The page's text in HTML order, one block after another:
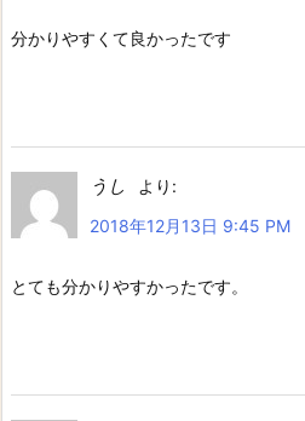
分かりやすくて良かったです
うし
より:
2018年12月13日 9:45 PM
とても分かりやすかったです。